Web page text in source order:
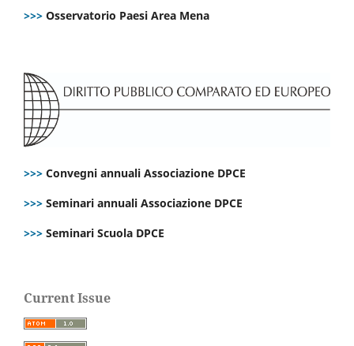
>>> Osservatorio Paesi Area Mena
>>> Convegni annuali Associazione DPCE
>>> Seminari annuali Associazione DPCE
>>> Seminari Scuola DPCE
Current Issue